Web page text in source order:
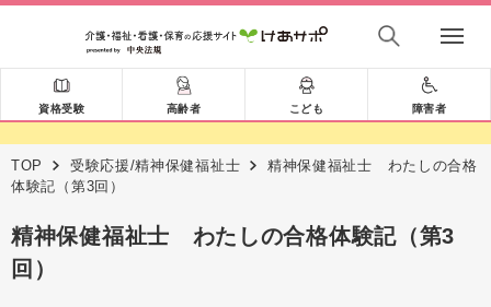
資格受験 高齢者 こども 障害者
TOP 受験応援/精神保健福祉士
精神保健福祉士 わたしの合格
体験記（第3回）
精神保健福祉士 わたしの合格体験記（第3
回）